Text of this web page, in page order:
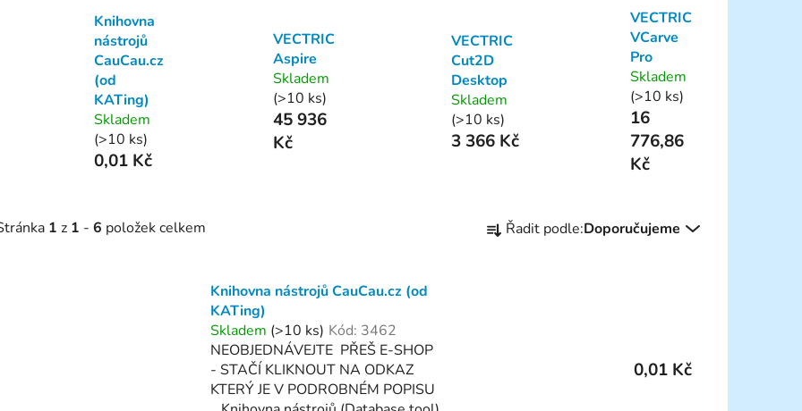
Knihovna
nástrojů
CauCau.cz
(od
KATing)
Skladem
(>10 ks)
0,01 Kč
VECTRIC
Aspire
Skladem
(>10 ks)
45 936
Kč
VECTRIC
Cut2D
Desktop
Skladem
(>10 ks)
3 366 Kč
VECTRIC
VCarve
Pro
Skladem
(>10 ks)
16
776,86
Kč
1 z 1 - 6 položek celkem
a Řadit podle:Doporučujeme
Knihovna nástrojů CauCau.cz (od
KATing)
Skladem (>10 ks) Kód: 3462
NEOBJEDNÁVEJTE PŘEŠ E-SHOP
- STAČÍ KLIKNOUT NA ODKAZ
KTERÝ JE V PODROBNÉM POPISU
0,01 Kč